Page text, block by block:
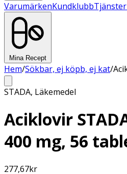
VarumärkenKundklubbTjänster
Mina Recept
Hem/Sökbar, ej köpb, ej kat/
STADA, Läkemedel
Aciklovir
400 mg, 56
277,67kr